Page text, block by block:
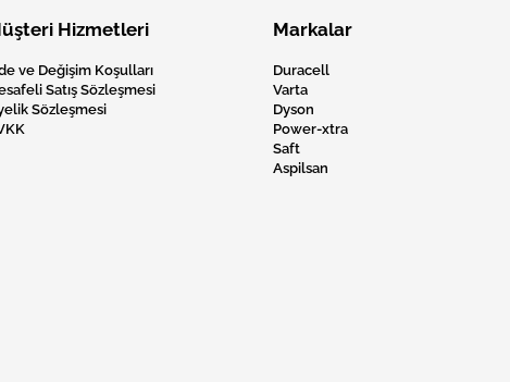
Hizmetleri
ve Değişim Koşulları
Satış Sözleşmesi
Sözleşmesi
Markalar
Duracell
Varta
Dyson
Power-xtra
Saft
Aspilsan